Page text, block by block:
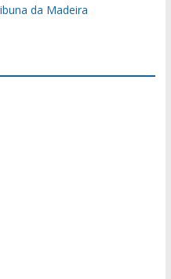
da Madeira